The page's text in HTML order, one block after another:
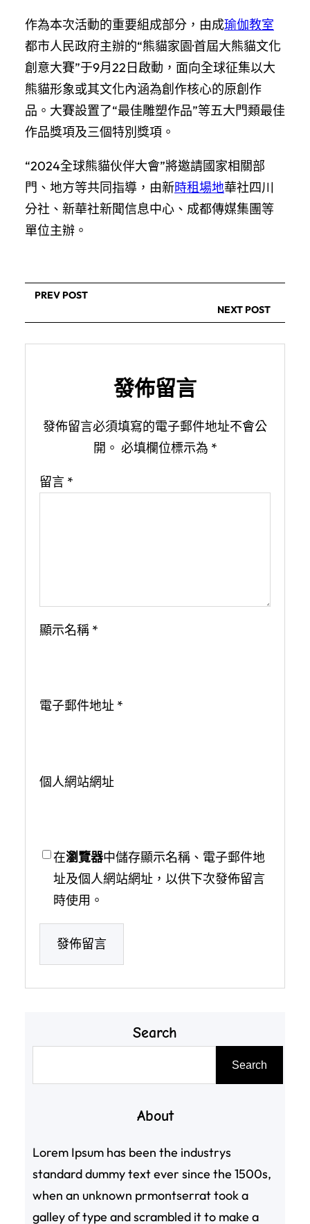
作為本次活動的重要組成部分，由成瑜伽教室
都市人民政府主辦的“熊貓家園·首屆大熊貓文化
創意大賽”于9月22日啟動，面向全球征集以大
熊貓形象或其文化內涵為創作核心的原創作
品。大賽設置了“最佳雕塑作品”等五大門類最佳
作品獎項及三個特別獎項。
“2024全球熊貓伙伴大會”將邀請國家相關部
門、地方等共同指導，由新時租場地華社四川
分社、新華社新聞信息中心、成都傳媒集團等
單位主辦。
PREV POST
NEXT POST
發佈留言
發佈留言必須填寫的電子郵件地址不會公
開。 必填欄位標示為 *
留言 *
顯示名稱 *
電子郵件地址 *
個人網站網址
在瀏覽器中儲存顯示名稱、電子郵件地
址及個人網站網址，以供下次發佈留言
時使用。
Search
Search
About
Lorem Ipsum has been the industrys
standard dummy text ever since the 1500s,
when an unknown prmontserrat took a
galley of type and scrambled it to make a